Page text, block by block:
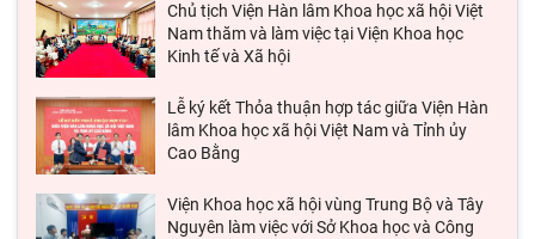
Chủ tịch Viện Hàn lâm Khoa học xã hội Việt
Nam thăm và làm việc tại Viện Khoa học
Kinh tế và Xã hội
Lễ ký kết Thỏa thuận hợp tác giữa Viện Hàn
lâm Khoa học xã hội Việt Nam và Tỉnh ủy
Cao Bằng
Viện Khoa học xã hội vùng Trung Bộ và Tây
Nguyên làm việc với Sở Khoa học và Công